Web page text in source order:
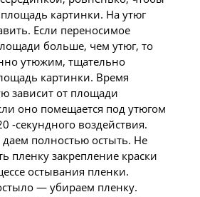
картинки. На утюг
Если переносимое
больше, чем утюг, то
утюжим, тщательно
картинки. Время
зависит от площади
оно помещается под утюгом
-секундного воздействия.
полностью остыть. Не
пленку закрепление краски
остывания пленки.
— убираем пленку.